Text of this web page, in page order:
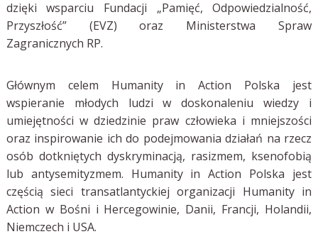
dzięki wsparciu Fundacji „Pamięć, Odpowiedzialność,
Przyszłość” (EVZ) oraz Ministerstwa Spraw
Zagranicznych RP.
Głównym celem Humanity in Action Polska jest
wspieranie młodych ludzi w doskonaleniu wiedzy i
umiejętności w dziedzinie praw człowieka i mniejszości
oraz inspirowanie ich do podejmowania działań na rzecz
osób dotkniętych dyskryminacją, rasizmem, ksenofobią
lub antysemityzmem. Humanity in Action Polska jest
częścią sieci transatlantyckiej organizacji Humanity in
Action w Bośni i Hercegowinie, Danii, Francji, Holandii,
Niemczech i USA.